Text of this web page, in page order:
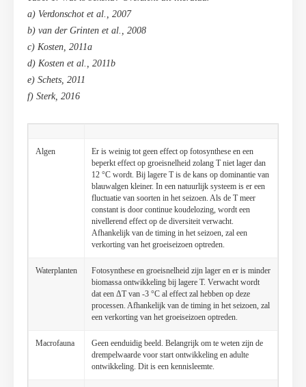
a) Verdonschot et al., 2007
b) van der Grinten et al., 2008
c) Kosten, 2011a
d) Kosten et al., 2011b
e) Schets, 2011
f) Sterk, 2016
Algen
Er is weinig tot geen effect op fotosynthese en een
beperkt effect op groeisnelheid zolang T niet lager dan
12 °C wordt. Bij lagere T is de kans op dominantie van
blauwalgen kleiner. In een natuurlijk systeem is er een
fluctuatie van soorten in het seizoen. Als de T meer
constant is door continue koudelozing, wordt een
nivellerend effect op de diversiteit verwacht.
Afhankelijk van de timing in het seizoen, zal een
verkorting van het groeiseizoen optreden.
Waterplanten
Fotosynthese en groeisnelheid zijn lager en er is minder
biomassa ontwikkeling bij lagere T. Verwacht wordt
dat een ΔT van -3 °C al effect zal hebben op deze
processen. Afhankelijk van de timing in het seizoen, zal
een verkorting van het groeiseizoen optreden.
Macrofauna
Geen eenduidig beeld. Belangrijk om te weten zijn de
drempelwaarde voor start ontwikkeling en adulte
ontwikkeling. Dit is een kennisleemte.